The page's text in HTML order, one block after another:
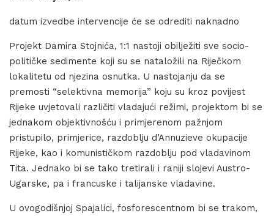
datum izvedbe intervencije će se odrediti naknadno
Projekt Damira Stojnića, 1:1 nastoji obilježiti sve socio-
političke sedimente koji su se nataložili na Riječkom
lokalitetu od njezina osnutka. U nastojanju da se
premosti “selektivna memorija” koju su kroz povijest
Rijeke uvjetovali različiti vladajući režimi, projektom bi se
jednakom objektivnošću i primjerenom pažnjom
pristupilo, primjerice, razdoblju d’Annuzieve okupacije
Rijeke, kao i komunističkom razdoblju pod vladavinom
Tita. Jednako bi se tako tretirali i raniji slojevi Austro-
Ugarske, pa i francuske i talijanske vladavine.
U ovogodišnjoj Spajalici, fosforescentnom bi se trakom,